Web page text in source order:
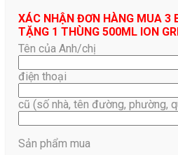
XÁC NHẬN ĐƠN HÀNG MUA 3
TẶNG 1 THÙNG 500ML ION
Tên của Anh/chị
điện thoại
cũ (số nhà, tên đường, phường,
Sản phẩm mua